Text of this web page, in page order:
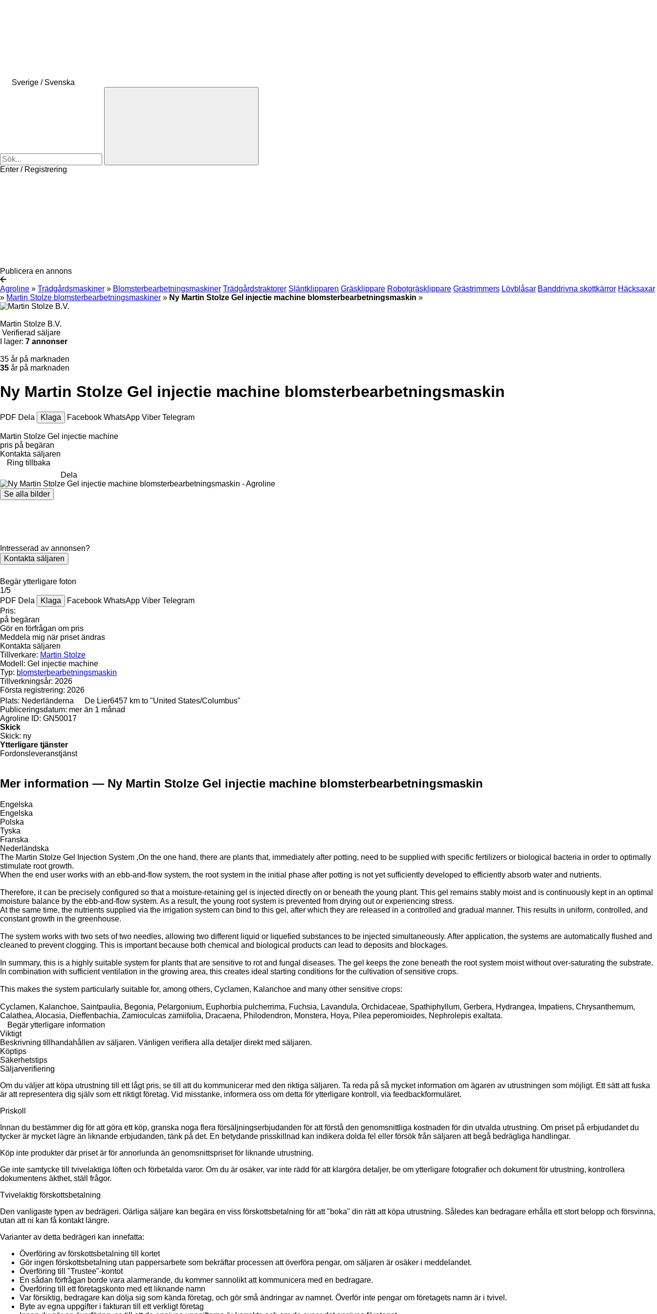
Sverige / Svenska
Enter / Registrering
Publicera en annons
Agroline » Trädgårdsmaskiner » Blomsterbearbetningsmaskiner Trädgårdstraktorer Släntklipparen Gräsklippare Robotgräsklippare Grästrimmers Lövblåsar Banddrivna skottkärror Häcksaxar
» Martin Stolze blomsterbearbetningsmaskiner » Ny Martin Stolze Gel injectie machine blomsterbearbetningsmaskin »
Martin Stolze B.V.
Verifierad säljare
I lager: 7 annonser
35 år på marknaden
35 år på marknaden
Ny Martin Stolze Gel injectie machine blomsterbearbetningsmaskin
PDF Dela Klaga Facebook WhatsApp Viber Telegram
Martin Stolze Gel injectie machine
pris på begäran
Kontakta säljaren
Ring tillbaka
Dela
Se alla bilder
Intresserad av annonsen?
Kontakta säljaren
Begär ytterligare foton
1/5
PDF Dela Klaga Facebook WhatsApp Viber Telegram
Pris:
på begäran
Gör en förfrågan om pris
Meddela mig när priset ändras
Kontakta säljaren
Tillverkare: Martin Stolze
Modell: Gel injectie machine
Typ: blomsterbearbetningsmaskin
Tillverkningsår: 2026
Första registrering: 2026
Plats: Nederländerna De Lier6457 km to "United States/Columbus"
Publiceringsdatum: mer än 1 månad
Agroline ID: GN50017
Skick
Skick: ny
Ytterligare tjänster
Fordonsleveranstjänst
Mer information — Ny Martin Stolze Gel injectie machine blomsterbearbetningsmaskin
Engelska
Engelska
Polska
Tyska
Franska
Nederländska
The Martin Stolze Gel Injection System ,On the one hand, there are plants that, immediately after potting, need to be supplied with specific fertilizers or biological bacteria in order to optimally
stimulate root growth.
When the end user works with an ebb-and-flow system, the root system in the initial phase after potting is not yet sufficiently developed to efficiently absorb water and nutrients.
Therefore, it can be precisely configured so that a moisture-retaining gel is injected directly on or beneath the young plant. This gel remains stably moist and is continuously kept in an optimal
moisture balance by the ebb-and-flow system. As a result, the young root system is prevented from drying out or experiencing stress.
At the same time, the nutrients supplied via the irrigation system can bind to this gel, after which they are released in a controlled and gradual manner. This results in uniform, controlled, and
constant growth in the greenhouse.
The system works with two sets of two needles, allowing two different liquid or liquefied substances to be injected simultaneously. After application, the systems are automatically flushed and
cleaned to prevent clogging. This is important because both chemical and biological products can lead to deposits and blockages.
In summary, this is a highly suitable system for plants that are sensitive to rot and fungal diseases. The gel keeps the zone beneath the root system moist without over-saturating the substrate.
In combination with sufficient ventilation in the growing area, this creates ideal starting conditions for the cultivation of sensitive crops.
This makes the system particularly suitable for, among others, Cyclamen, Kalanchoe and many other sensitive crops:
Cyclamen, Kalanchoe, Saintpaulia, Begonia, Pelargonium, Euphorbia pulcherrima, Fuchsia, Lavandula, Orchidaceae, Spathiphyllum, Gerbera, Hydrangea, Impatiens, Chrysanthemum,
Calathea, Alocasia, Dieffenbachia, Zamioculcas zamiifolia, Dracaena, Philodendron, Monstera, Hoya, Pilea peperomioides, Nephrolepis exaltata.
Begär ytterligare information
Viktigt
Beskrivning tillhandahållen av säljaren. Vänligen verifiera alla detaljer direkt med säljaren.
Köptips
Säkerhetstips
Säljarverifiering
Om du väljer att köpa utrustning till ett lågt pris, se till att du kommunicerar med den riktiga säljaren. Ta reda på så mycket information om ägaren av utrustningen som möjligt. Ett sätt att fuska
är att representera dig själv som ett riktigt företag. Vid misstanke, informera oss om detta för ytterligare kontroll, via feedbackformuläret.
Priskoll
Innan du bestämmer dig för att göra ett köp, granska noga flera försäljningserbjudanden för att förstå den genomsnittliga kostnaden för din utvalda utrustning. Om priset på erbjudandet du
tycker är mycket lägre än liknande erbjudanden, tänk på det. En betydande prisskillnad kan indikera dolda fel eller försök från säljaren att begå bedrägliga handlingar.
Köp inte produkter där priset är för annorlunda än genomsnittspriset för liknande utrustning.
Ge inte samtycke till tvivelaktiga löften och förbetalda varor. Om du är osäker, var inte rädd för att klargöra detaljer, be om ytterligare fotografier och dokument för utrustning, kontrollera
dokumentens äkthet, ställ frågor.
Tvivelaktig förskottsbetalning
Den vanligaste typen av bedrägeri. Oärliga säljare kan begära en viss förskottsbetalning för att "boka" din rätt att köpa utrustning. Således kan bedragare erhålla ett stort belopp och försvinna,
utan att ni kan få kontakt längre.
Varianter av detta bedrägeri kan innefatta:
Överföring av förskottsbetalning till kortet
Gör ingen förskottsbetalning utan pappersarbete som bekräftar processen att överföra pengar, om säljaren är osäker i meddelandet.
Överföring till "Trustee"-kontot
En sådan förfrågan borde vara alarmerande, du kommer sannolikt att kommunicera med en bedragare.
Överföring till ett företagskonto med ett liknande namn
Var försiktig, bedragare kan dölja sig som kända företag, och gör små ändringar av namnet. Överför inte pengar om företagets namn är i tvivel.
Byte av egna uppgifter i fakturan till ett verkligt företag